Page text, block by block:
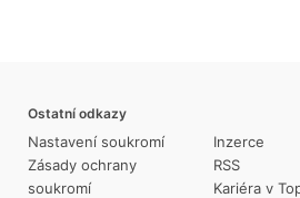
Ostatní odkazy
Nastavení soukromí
Zásady ochrany
soukromí
Inzerce
RSS
Kariéra v